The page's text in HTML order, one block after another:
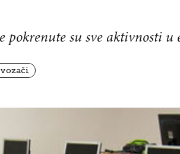
pokrenute su sve aktivnosti u
vozači